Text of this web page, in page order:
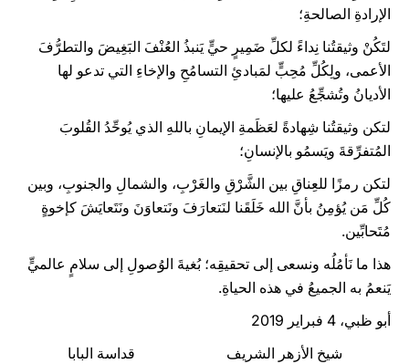
الإرادةِ الصالحةِ؛
لتَكُنْ وثيقتُنا نِداءً لكلِّ ضَمِيرٍ حيٍّ يَنبذُ العُنْفَ البَغِيضَ والتطرُّفَ
الأعمى، ولِكُلِّ مُحِبٍّ لمَبادئِ التسامُحِ والإخاءِ التي تدعو لها
الأديانُ وتُشجِّعُ عليها؛
لتكن وثيقتُنا شِهادةً لعَظَمةِ الإيمانِ باللهِ الذي يُوحِّدُ القُلوبَ
المُتفرِّقةَ ويَسمُو بالإنسانِ؛
لتكن رمزًا للعِناقِ بين الشَّرْقِ والغَرْبِ، والشمالِ والجنوبِ، وبين
كُلِّ مَن يُؤمِنُ بأنَّ الله خَلَقَنا لنَتعارَفَ ونَتعاوَنَ ونَتَعايَشَ كإخوةٍ
مُتَحابِّين.
هذا ما نَأمُلُه ونسعى إلى تحقيقِه؛ بُغيةَ الوُصولِ إلى سلامٍ عالميٍّ
يَنعمُ به الجميعُ في هذه الحياةِ.
أبو ظبي، 4 فبراير 2019
شيخ الأزهر الشريف قداسة البابا